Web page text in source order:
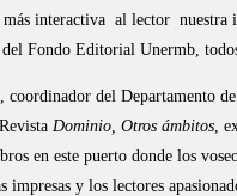
más interactiva al lector nuestra
Fondo Editorial Unermb,
del Departamento
Dominio, Otros ámbitos ,
en este puerto donde los
impresas y los lectores